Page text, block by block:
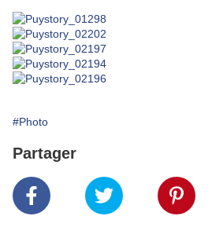
#Photo
Partager